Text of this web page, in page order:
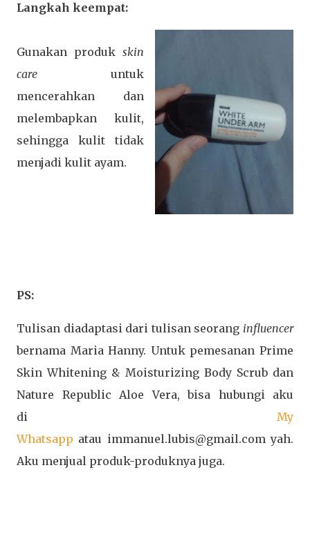
Langkah keempat:
Gunakan produk skin
care untuk
mencerahkan dan
melembapkan kulit,
sehingga kulit tidak
menjadi kulit ayam.
PS:
Tulisan diadaptasi dari tulisan seorang influencer
bernama Maria Hanny. Untuk pemesanan Prime
Skin Whitening & Moisturizing Body Scrub dan
Nature Republic Aloe Vera, bisa hubungi aku
di
My
Whatsapp atau immanuel.lubis@gmail.com yah.
Aku menjual produk-produknya juga.